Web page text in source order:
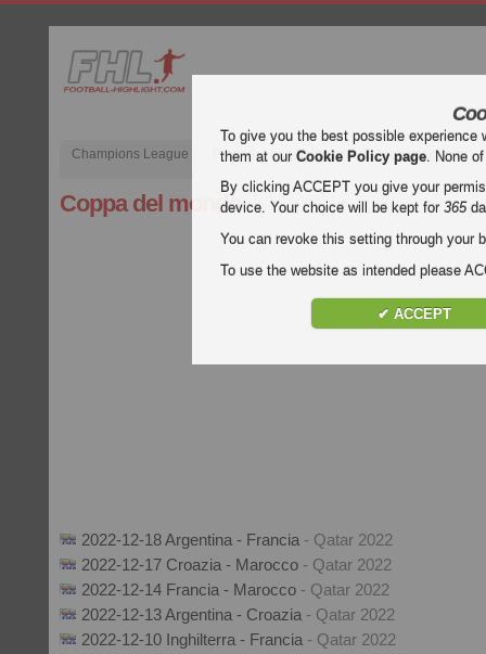
Champions League Premier League inglese Liga spagnola
Coppa del mondo
2022-12-18 Argentina - Francia - Qatar 2022
2022-12-17 Croazia - Marocco - Qatar 2022
2022-12-14 Francia - Marocco - Qatar 2022
2022-12-13 Argentina - Croazia - Qatar 2022
2022-12-10 Inghilterra - Francia - Qatar 2022
To give you the best possible
them at ourCookie Policy page. None
By clicking ACCEPT you give your
device. Your choice will be kept for365
You can revoke this setting through your
To use the website as intended please
✔ ACCEPT